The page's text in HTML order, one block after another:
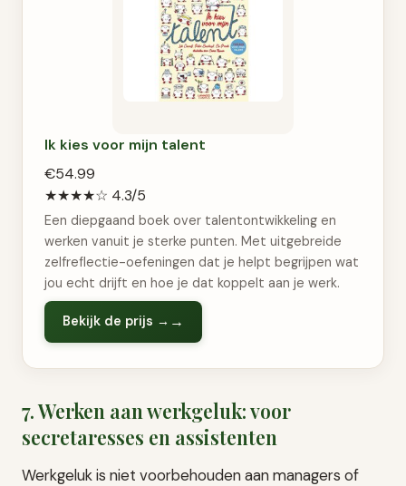
Ik kies voor mijn talent
€54.99
★★★★☆ 4.3/5
Een diepgaand boek over talentontwikkeling en
werken vanuit je sterke punten. Met uitgebreide
zelfreflectie-oefeningen dat je helpt begrijpen wat
jou echt drijft en hoe je dat koppelt aan je werk.
Bekijk de prijs →
7. Werken aan werkgeluk: voor
secretaresses en assistenten
Werkgeluk is niet voorbehouden aan managers of